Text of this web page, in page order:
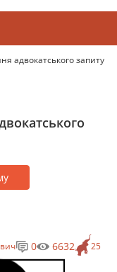
адвокатського запиту
25
0 6632